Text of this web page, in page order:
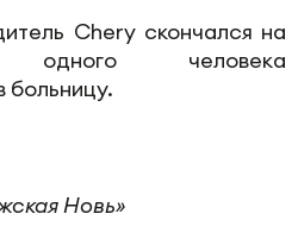
Chery скончался на
человека
больницу.
Новь»